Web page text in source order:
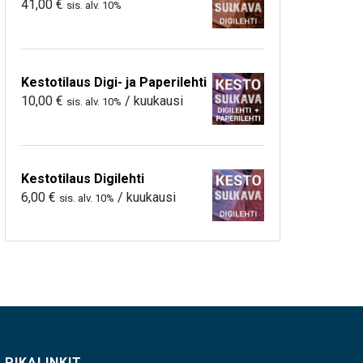
41,00 € sis. alv. 10%
Kestotilaus Digi- ja Paperilehti
10,00 € sis. alv. 10% / kuukausi
Kestotilaus Digilehti
6,00 € sis. alv. 10% / kuukausi